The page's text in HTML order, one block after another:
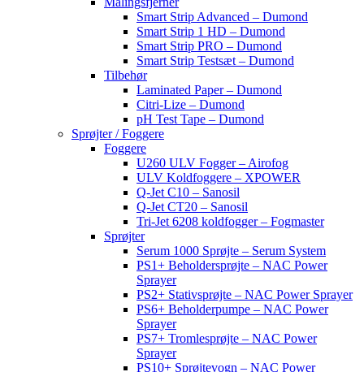
Smart Strip Advanced – Dumond
Smart Strip 1 HD – Dumond
Smart Strip PRO – Dumond
Smart Strip Testsæt – Dumond
Tilbehør
Laminated Paper – Dumond
Citri-Lize – Dumond
pH Test Tape – Dumond
Sprøjter / Foggere
Foggere
U260 ULV Fogger – Airofog
ULV Koldfoggere – XPOWER
Q-Jet C10 – Sanosil
Q-Jet CT20 – Sanosil
Tri-Jet 6208 koldfogger – Fogmaster
Sprøjter
Serum 1000 Sprøjte – Serum System
PS1+ Beholdersprøjte – NAC Power
Sprayer
PS2+ Stativsprøjte – NAC Power Sprayer
PS6+ Beholderpumpe – NAC Power
Sprayer
PS7+ Tromlesprøjte – NAC Power
Sprayer
PS10+ Sprøjtevogn – NAC Power